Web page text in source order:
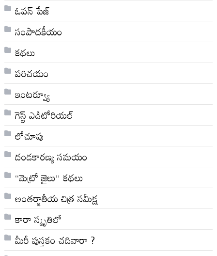
ఓపన్ పేజ్
సంపాదకీయం
కథలు
పరిచయం
ఇంటర్వ్యూ
గెస్ట్ ఎడిటోరియల్
లోచూపు
దండకారణ్య సమయం
“మెట్రో జైలు” కథలు
అంతర్జాతీయ చిత్ర సమీక్ష
కారా స్మృతిలో
మీరీ పుస్తకం చదివారా ?